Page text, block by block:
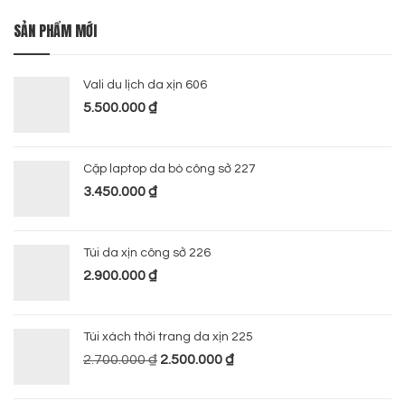
SẢN PHẨM MỚI
Vali du lịch da xịn 606
5.500.000₫
Cặp laptop da bò công sở 227
3.450.000₫
Túi da xịn công sở 226
2.900.000₫
Túi xách thời trang da xịn 225
2.700.000₫ 2.500.000₫